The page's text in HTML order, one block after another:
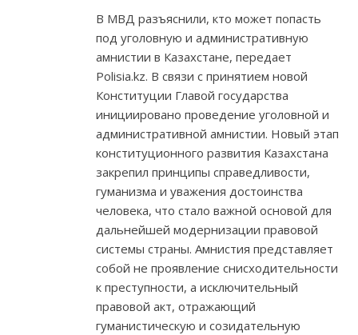
В МВД разъяснили, кто может попасть
под уголовную и административную
амнистии в Казахстане, передает
Polisia.kz. В связи с принятием новой
Конституции Главой государства
инициировано проведение уголовной и
административной амнистии. Новый этап
конституционного развития Казахстана
закрепил принципы справедливости,
гуманизма и уважения достоинства
человека, что стало важной основой для
дальнейшей модернизации правовой
системы страны. Амнистия представляет
собой не проявление снисходительности
к преступности, а исключительный
правовой акт, отражающий
гуманистическую и созидательную